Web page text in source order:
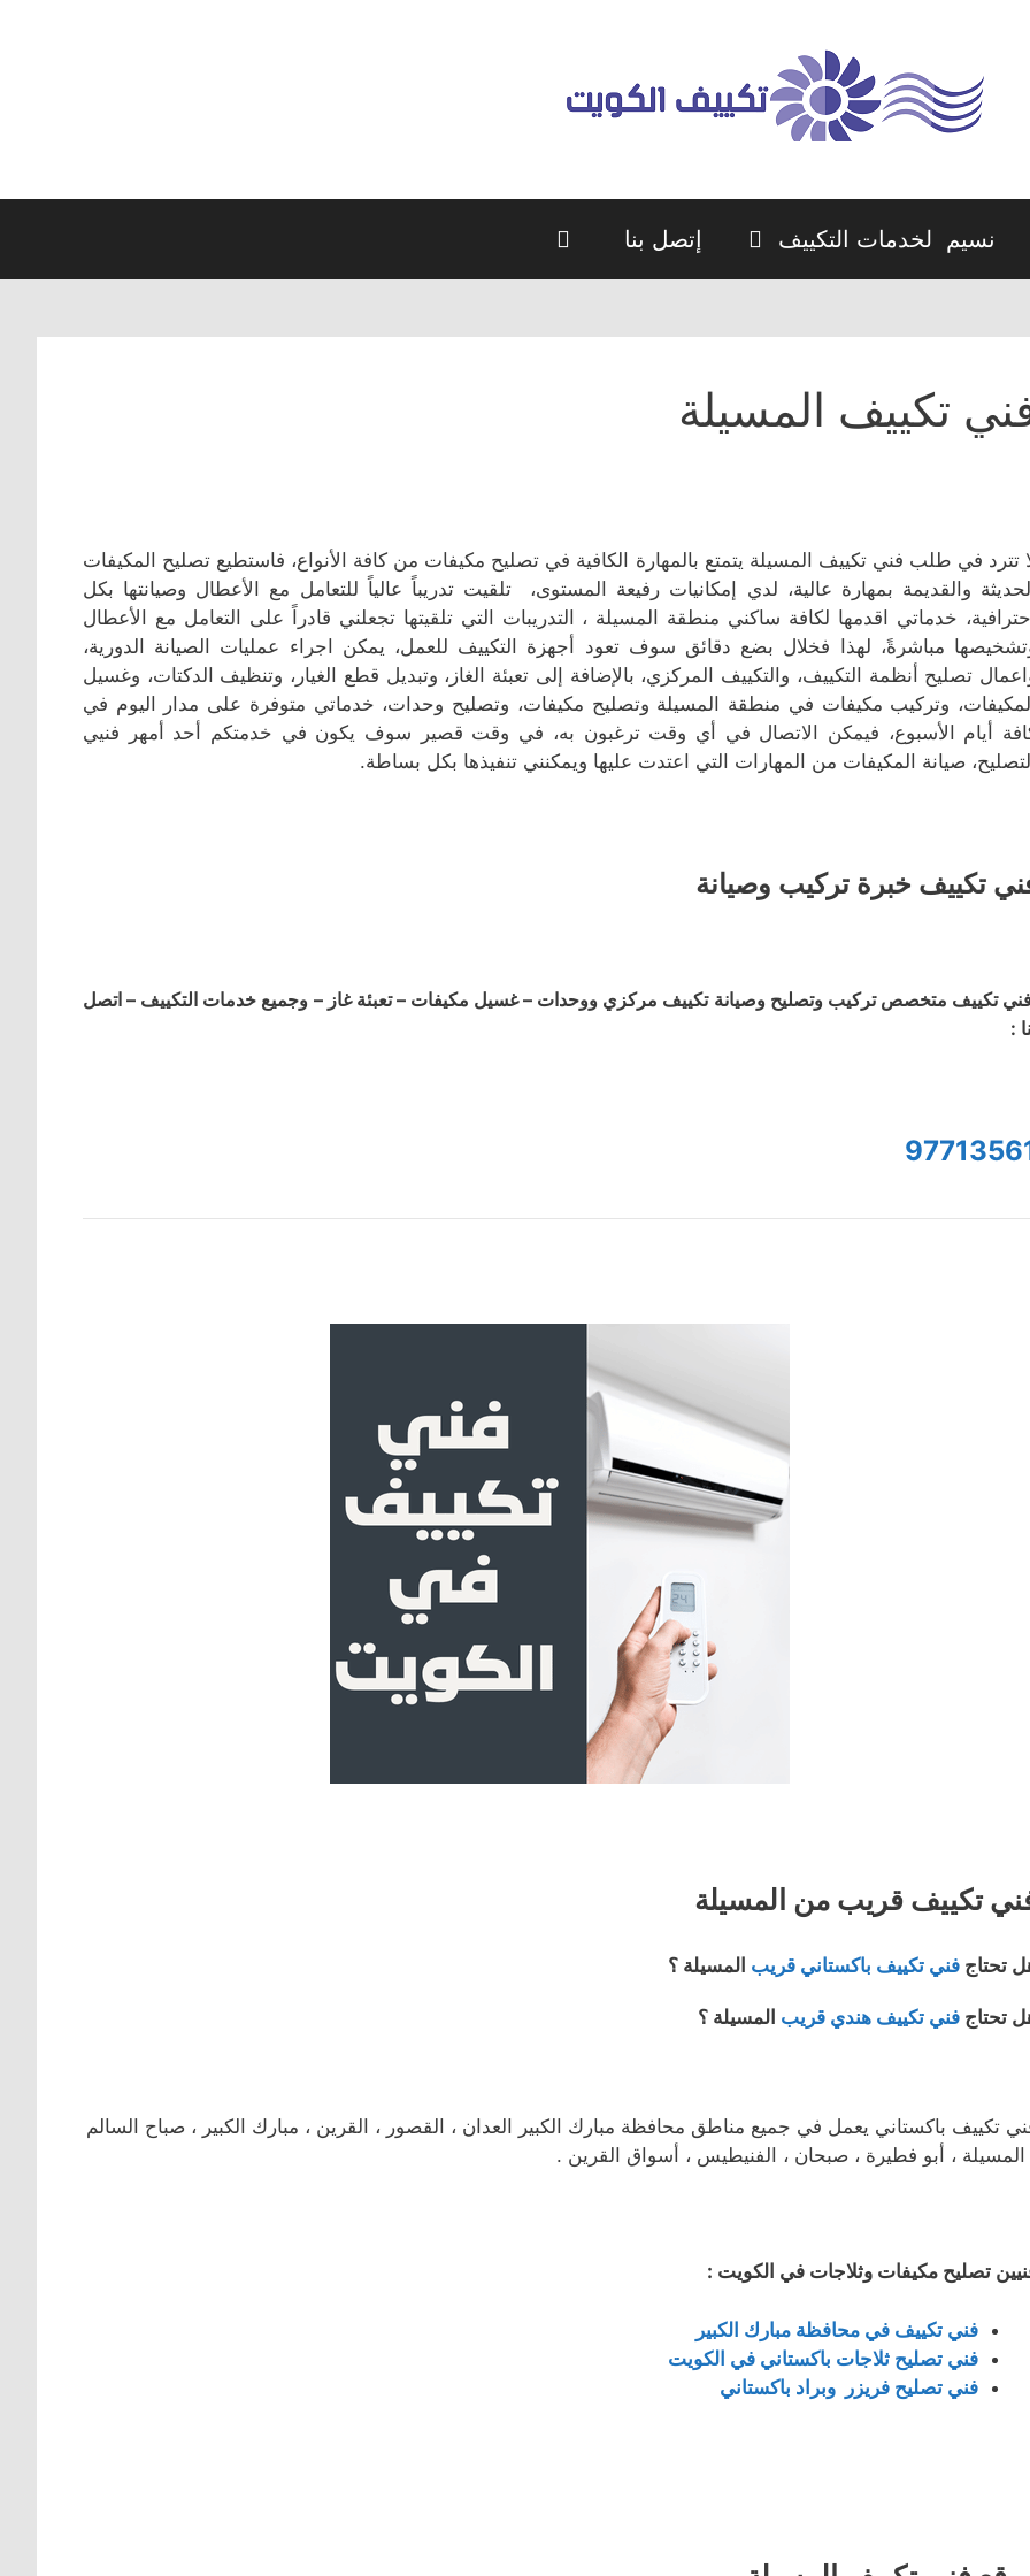
نسيم لخدمات التكييف إتصل بنا
تكييف المسيلة
تترد في طلب فني تكييف المسيلة يتمتع بالمهارة الكافية في تصليح مكيفات من كافة الأنواع، فاستطيع تصليح المكيفات
والقديمة بمهارة عالية، لدي إمكانيات رفيعة المستوى، تلقيت تدريباً عالياً للتعامل مع الأعطال وصيانتها بكل
خدماتي اقدمها لكافة ساكني منطقة المسيلة ، التدريبات التي تلقيتها تجعلني قادراً على التعامل مع الأعطال
مباشرةً، لهذا فخلال بضع دقائق سوف تعود أجهزة التكييف للعمل، يمكن اجراء عمليات الصيانة الدورية،
تصليح أنظمة التكييف، والتكييف المركزي، بالإضافة إلى تعبئة الغاز، وتبديل قطع الغيار، وتنظيف الدكتات، وغسيل
وتركيب مكيفات في منطقة المسيلة وتصليح مكيفات، وتصليح وحدات، خدماتي متوفرة على مدار اليوم في
أيام الأسبوع، فيمكن الاتصال في أي وقت ترغبون به، في وقت قصير سوف يكون في خدمتكم أحد أمهر فنيي
صيانة المكيفات من المهارات التي اعتدت عليها ويمكنني تنفيذها بكل بساطة.
تكييف خبرة تركيب وصيانة
تكييف متخصص تركيب وتصليح وصيانة تكييف مركزي ووحدات – غسيل مكيفات – تعبئة غاز – وجميع خدمات التكييف – اتصل
:
تكييف قريب من المسيلة
تحتاج فني تكييف باكستاني قريب المسيلة ؟
تحتاج فني تكييف هندي قريب المسيلة ؟
تكييف باكستاني يعمل في جميع مناطق محافظة مبارك الكبير العدان ، القصور ، القرين ، مبارك الكبير ، صباح السالم
المسيلة ، أبو فطيرة ، صبحان ، الفنيطيس ، أسواق القرين .
تصليح مكيفات وثلاجات في الكويت :
فني تكييف في محافظة مبارك الكبير
فني تصليح ثلاجات باكستاني في الكويت
فني تصليح فريزر وبراد باكستاني